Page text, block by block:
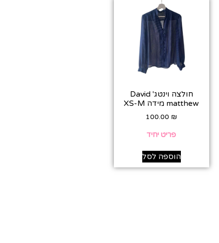
חולצה וינטג' David
matthew מידה XS-M
100.00 ₪
פריט יחיד
הוספה לסל